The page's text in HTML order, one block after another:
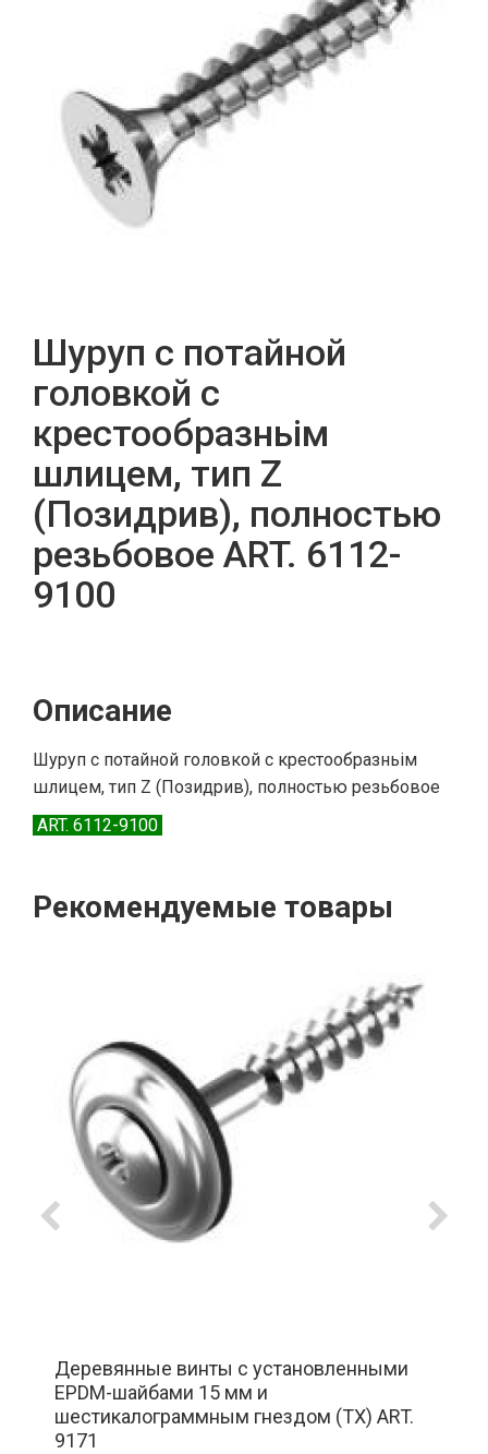
Шуруп с потайной
головкой с
крестообразньім
шлицем, тип Z
(Позидрив), полностью
резьбовое ART. 6112-
9100
Описание
Шуруп с потайной головкой с крестообразньім
шлицем, тип Z (Позидрив), полностью резьбовое
ART. 6112-9100
Рекомендуемые товары
Деревянные винты с установленными
EPDM-шайбами 15 мм и
шестикалограммным гнездом (TX) ART.
9171